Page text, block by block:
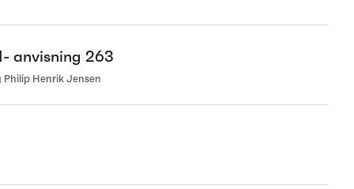
anvisning 263
Henrik Jensen